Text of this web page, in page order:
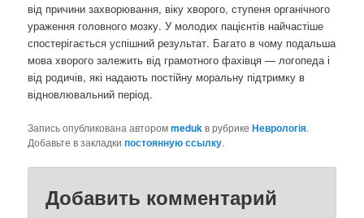
від причини захворювання, віку хворого, ступеня органічного
ураження головного мозку. У молодих пацієнтів найчастіше
спостерігається успішний результат. Багато в чому подальша
мова хворого залежить від грамотного фахівця — логопеда і
від родичів, які надають постійну моральну підтримку в
відновлювальний період.
Запись опубликована авторомmeduk в рубрикеНеврологія.
Добавьте в закладкипостоянную ссылку.
Добавить комментарий